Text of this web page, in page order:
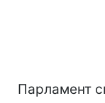
Парламент